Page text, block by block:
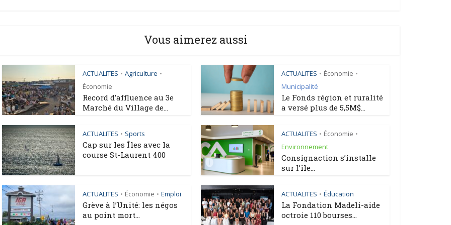
Vous aimerez aussi
ACTUALITES • Agriculture •
Économie
Record d’affluence au 3e
Marché du Village de...
ACTUALITES • Économie •
Municipalité
Le Fonds région et ruralité
a versé plus de 5,5M$...
ACTUALITES • Sports
Cap sur les Îles avec la
course St-Laurent 400
ACTUALITES • Économie •
Environnement
Consignaction s’installe
sur l’île...
ACTUALITES • Économie • Emploi
Grève à l’Unité: les négos
au point mort...
ACTUALITES • Éducation
La Fondation Madeli-aide
octroie 110 bourses...